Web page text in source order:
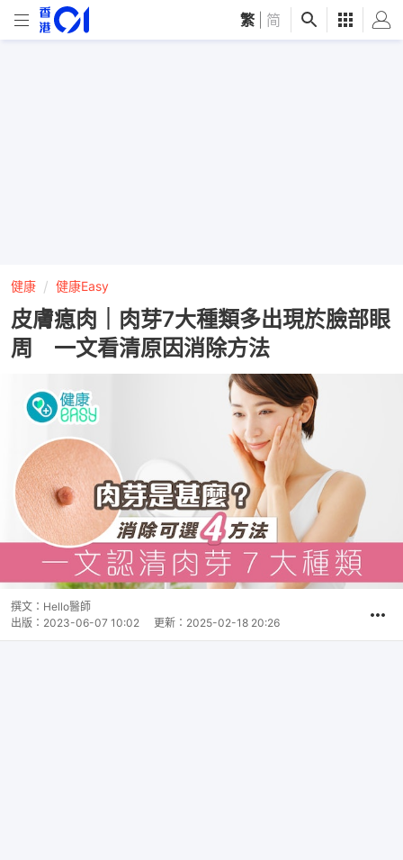
繁 简
健康 健康Easy
皮膚瘜肉｜肉芽7大種類多出現於臉部眼
周 一文看清原因消除方法
撰文： Hello醫師
出版： 2023-06-07 10:02 更新： 2025-02-18 20:26